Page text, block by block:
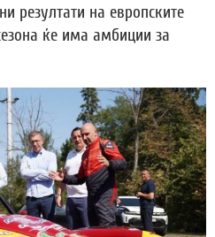
резултати на европските
ќе има амбиции за